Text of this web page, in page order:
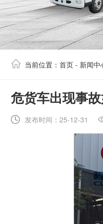
当前位置： 首页 - 新闻中
危货车出现事
发布时间：25-12-31